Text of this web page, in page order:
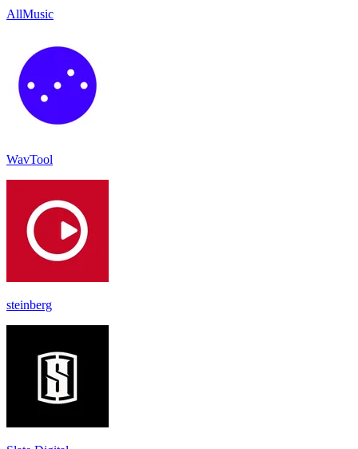
AllMusic
WavTool
steinberg